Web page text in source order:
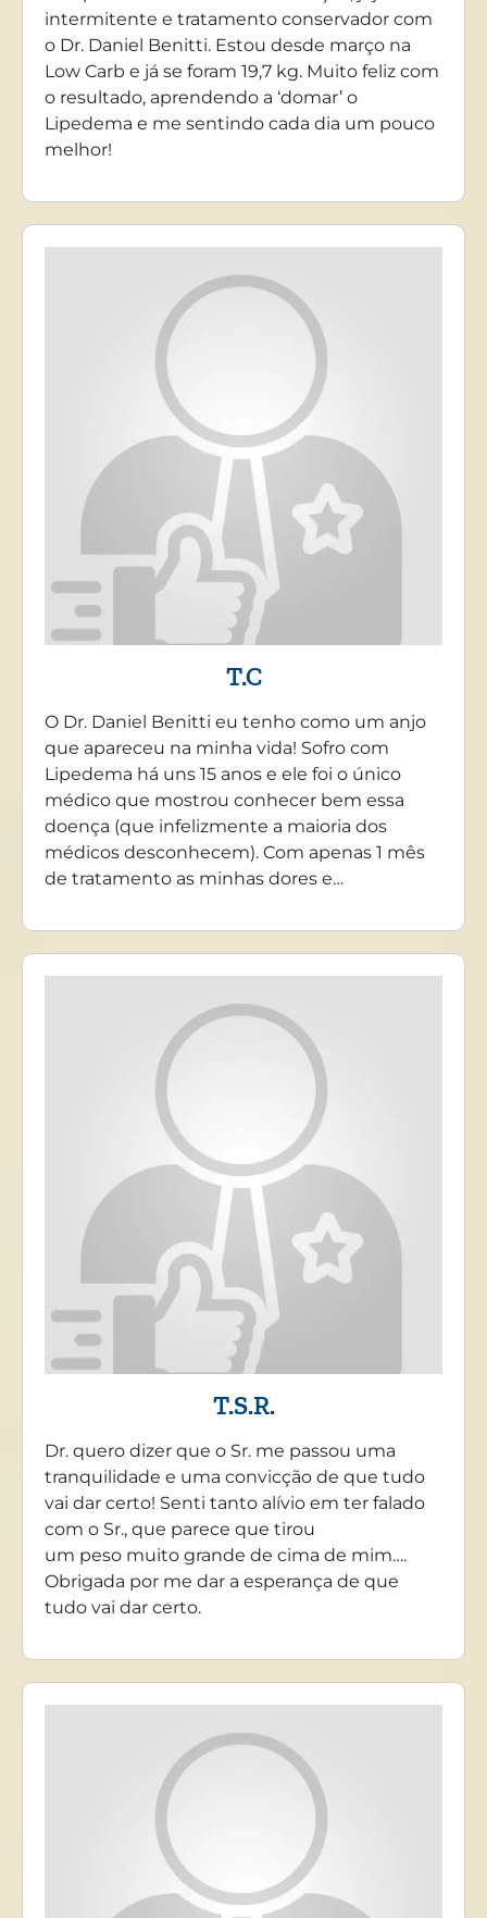
intermitente e tratamento conservador com
o Dr. Daniel Benitti. Estou desde março na
Low Carb e já se foram 19,7 kg. Muito feliz com
o resultado, aprendendo a ‘domar’ o
Lipedema e me sentindo cada dia um pouco
melhor!
T.C
O Dr. Daniel Benitti eu tenho como um anjo
que apareceu na minha vida! Sofro com
Lipedema há uns 15 anos e ele foi o único
médico que mostrou conhecer bem essa
doença (que infelizmente a maioria dos
médicos desconhecem). Com apenas 1 mês
de tratamento as minhas dores e…
T.S.R.
Dr. quero dizer que o Sr. me passou uma
tranquilidade e uma convicção de que tudo
vai dar certo! Senti tanto alívio em ter falado
com o Sr., que parece que tirou
um peso muito grande de cima de mim….
Obrigada por me dar a esperança de que
tudo vai dar certo.